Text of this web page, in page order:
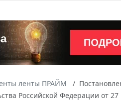
ленты ПРАЙМ
Российской Федерации от